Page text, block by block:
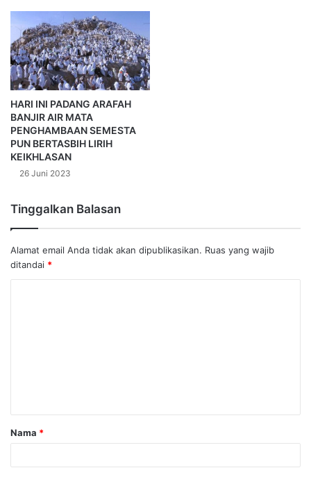
HARI INI PADANG ARAFAH
BANJIR AIR MATA
PENGHAMBAAN SEMESTA
PUN BERTASBIH LIRIH
KEIKHLASAN
26 Juni 2023
Tinggalkan Balasan
Alamat email Anda tidak akan dipublikasikan. Ruas yang wajib
ditandai *
a
r
Nama *